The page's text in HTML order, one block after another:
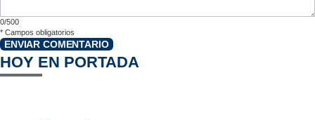
0/500
* Campos obligatorios
ENVIAR COMENTARIO
HOY EN PORTADA